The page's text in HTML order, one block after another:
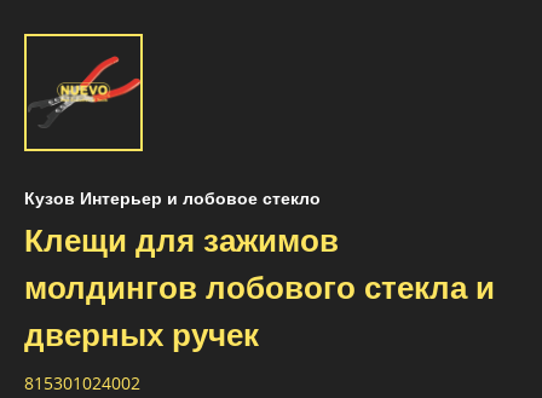
Кузов Интерьер и лобовое стекло
Клещи для зажимов
молдингов лобового стекла и
дверных ручек
815301024002